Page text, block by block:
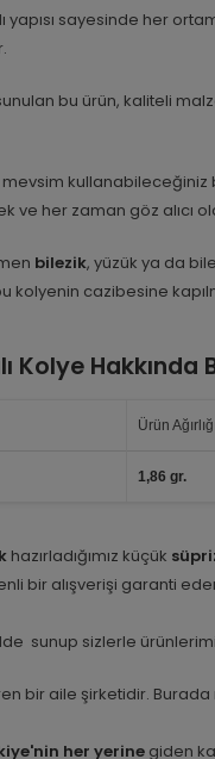
sayesinde her
bu ürün, kaliteli
her zaman göz alıcı
bilezik, yüzük ya da
kolyenin cazibesine
Kolye
Ürün Ağırlığı
1,86 gr.
hazırladığımız küçük
bir alışverişi garanti
sunup sizlerle
bir aile şirketidir. Burada
her yerine giden